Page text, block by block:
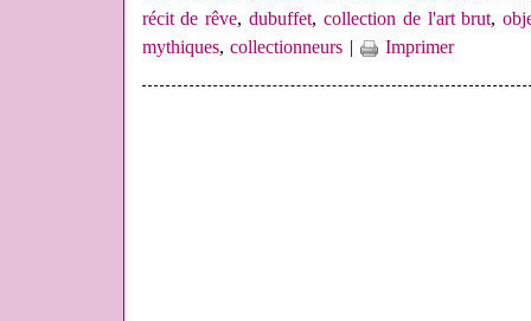
récit de rêve,dubuffet, collection de l'art brut,
mythiques,collectionneurs | Imprimer